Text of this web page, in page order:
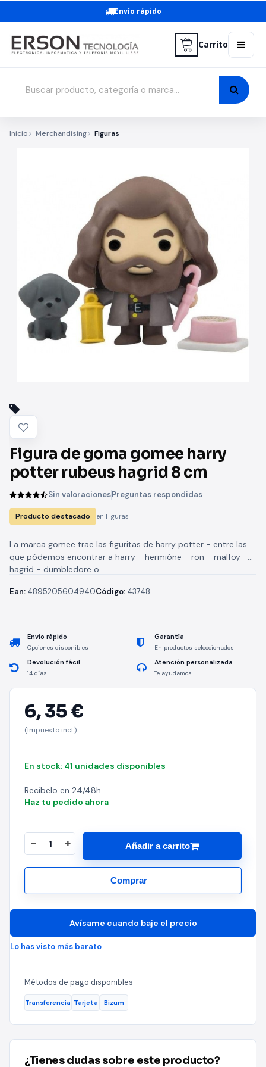
Envío rápido
Carrito
Inicio Merchandising Figuras
Figura de goma gomee harry
potter rubeus hagrid 8 cm
Sin valoracionesPreguntas respondidas
Producto destacado en Figuras
La marca gomee trae las figuritas de harry potter - entre las
que pódemos encontrar a harry - hermióne - ron - malfoy -
hagrid - dumbledore o...
Ean: 4895205604940Código: 43748
Envío rápido
Opciones disponibles
Garantía
En productos seleccionados
Devolución fácil
14 días
Atención personalizada
Te ayudamos
6,35 €
(Impuesto incl.)
En stock: 41 unidades disponibles
Recíbelo en 24/48h
Haz tu pedido ahora
Añadir a carrito
Comprar
Avísame cuando baje el precio
Lo has visto más barato
Métodos de pago disponibles
Transferencia Tarjeta Bizum
¿Tienes dudas sobre este producto?